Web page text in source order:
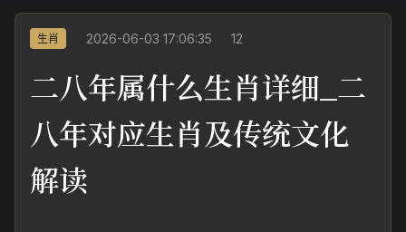
生肖 2026-06-03 17:06:35 12
二八年属什么生肖详细_二
八年对应生肖及传统文化
解读